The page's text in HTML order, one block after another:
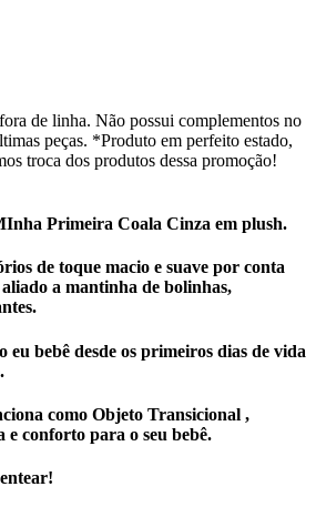
de linha. Não possui complementos no
peças. *Produto em perfeito estado,
troca dos produtos dessa promoção!
Primeira Coala Cinza em plush.
de toque macio e suave por conta
a mantinha de bolinhas,
eu bebê desde os primeiros dias de vida
como Objeto Transicional ,
conforto para o seu bebê.